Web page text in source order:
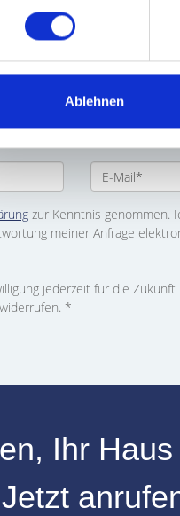
Ablehnen
zur Kenntnis genommen.
meiner Anfrage
jederzeit für die Zukunft
*
Ihr
Jetzt